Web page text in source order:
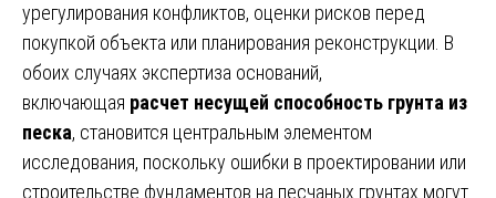
урегулирования конфликтов, оценки рисков перед
покупкой объекта или планирования реконструкции. В
обоих случаях экспертиза оснований,
включающая расчет несущей способность грунта из
песка, становится центральным элементом
исследования, поскольку ошибки в проектировании или
строительстве фундаментов на песчаных грунтах могут